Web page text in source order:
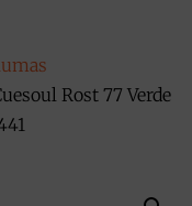
Rost 77 Verde